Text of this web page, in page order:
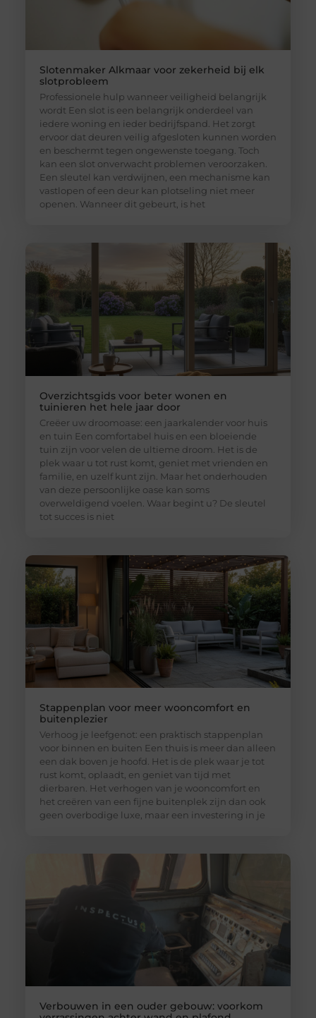
Slotenmaker Alkmaar voor zekerheid bij elk
slotprobleem
Professionele hulp wanneer veiligheid belangrijk
wordt Een slot is een belangrijk onderdeel van
iedere woning en ieder bedrijfspand. Het zorgt
ervoor dat deuren veilig afgesloten kunnen worden
en beschermt tegen ongewenste toegang. Toch
kan een slot onverwacht problemen veroorzaken.
Een sleutel kan verdwijnen, een mechanisme kan
vastlopen of een deur kan plotseling niet meer
openen. Wanneer dit gebeurt, is het
Overzichtsgids voor beter wonen en
tuinieren het hele jaar door
Creëer uw droomoase: een jaarkalender voor huis
en tuin Een comfortabel huis en een bloeiende
tuin zijn voor velen de ultieme droom. Het is de
plek waar u tot rust komt, geniet met vrienden en
familie, en uzelf kunt zijn. Maar het onderhouden
van deze persoonlijke oase kan soms
overweldigend voelen. Waar begint u? De sleutel
tot succes is niet
Stappenplan voor meer wooncomfort en
buitenplezier
Verhoog je leefgenot: een praktisch stappenplan
voor binnen en buiten Een thuis is meer dan alleen
een dak boven je hoofd. Het is de plek waar je tot
rust komt, oplaadt, en geniet van tijd met
dierbaren. Het verhogen van je wooncomfort en
het creëren van een fijne buitenplek zijn dan ook
geen overbodige luxe, maar een investering in je
Verbouwen in een ouder gebouw: voorkom